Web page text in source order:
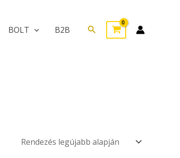
BOLT B2B Search